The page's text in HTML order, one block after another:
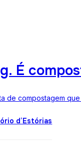
É
de compostagem
d’Estórias